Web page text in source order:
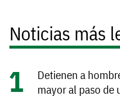
Noticias más
Detienen a
mayor al paso de